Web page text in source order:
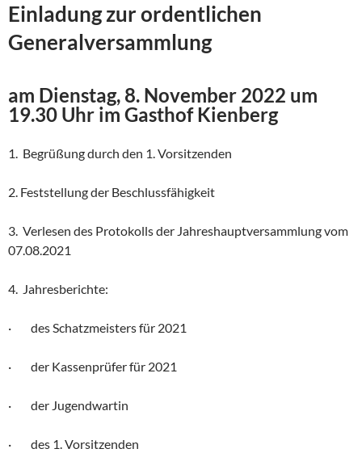
Einladung zur ordentlichen
Generalversammlung
am Dienstag, 8. November 2022 um
19.30 Uhr im Gasthof Kienberg
1. Begrüßung durch den 1. Vorsitzenden
2. Feststellung der Beschlussfähigkeit
3. Verlesen des Protokolls der Jahreshauptversammlung vom
07.08.2021
4. Jahresberichte:
· des Schatzmeisters für 2021
· der Kassenprüfer für 2021
· der Jugendwartin
· des 1. Vorsitzenden